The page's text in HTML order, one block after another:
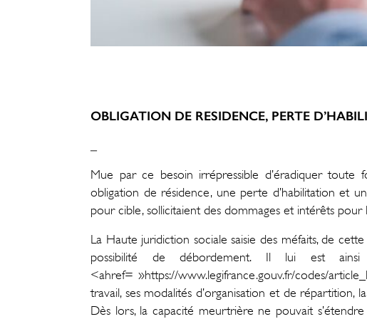
OBLIGATION DE RESIDENCE, PERTE
Mue par ce besoin irrépressible d’éradiquer toute
obligation de résidence, une perte d’habilitation et
pour cible, sollicitaient des dommages et intérêts pour
La Haute juridiction sociale saisie des méfaits, de
possibilité de débordement. Il lui est
<ahref= »https://www.legifrance.gouv.fr/codes/
travail, ses modalités d’organisation et de
Dès lors, la capacité meurtrière ne pouvait